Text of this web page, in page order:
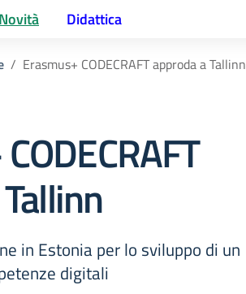
Novità Didattica
Erasmus+ CODECRAFT approda a Tallinn
in Estonia per lo sviluppo di un
digitali